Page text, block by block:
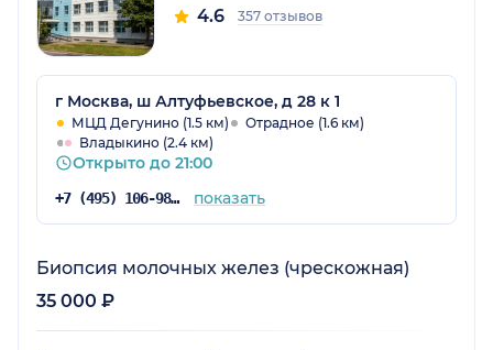
4.6 357 отзывов
г Москва, ш Алтуфьевское, д 28 к 1
МЦД Дегунино (1.5 км)
Отрадное (1.6 км)
Владыкино (2.4 км)
Открыто до 21:00
+7 (495) 106-98-13 показать
Биопсия молочных желез (чрескожная)
35 000 ₽